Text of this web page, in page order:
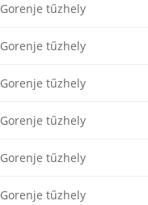
Gorenje tűzhely
Gorenje tűzhely
Gorenje tűzhely
Gorenje tűzhely
Gorenje tűzhely
Gorenje tűzhely